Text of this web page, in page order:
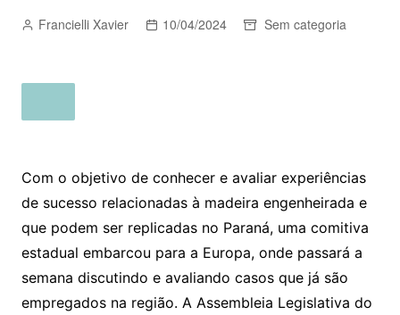
Francielli Xavier 10/04/2024 Sem categoria
Com o objetivo de conhecer e avaliar experiências
de sucesso relacionadas à madeira engenheirada e
que podem ser replicadas no Paraná, uma comitiva
estadual embarcou para a Europa, onde passará a
semana discutindo e avaliando casos que já são
empregados na região. A Assembleia Legislativa do